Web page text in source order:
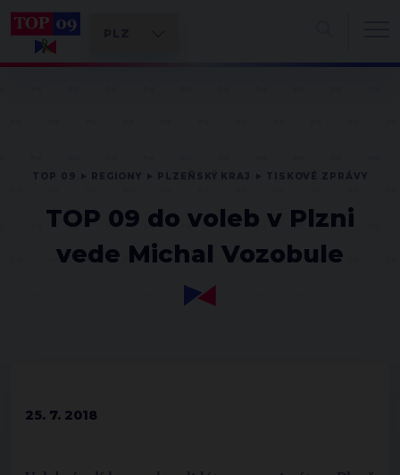
TOP 09 do voleb v Plzni
vede Michal Vozobule
25. 7. 2018